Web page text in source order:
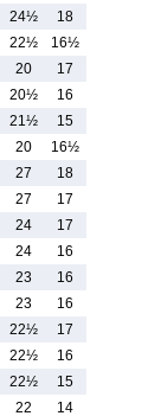
24½
18
22½
16½
20
17
20½
16
21½
15
20
16½
27
18
27
17
24
17
24
16
23
16
23
16
22½
17
22½
16
22½
15
22
14